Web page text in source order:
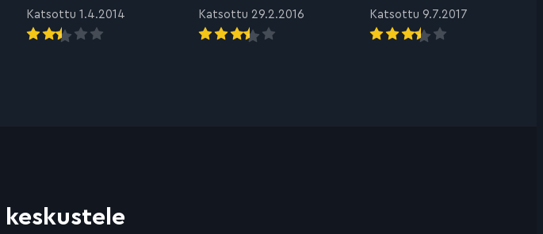
Katsottu 1.4.2014 Katsottu 29.2.2016 Katsottu 9.7.2017
keskustele